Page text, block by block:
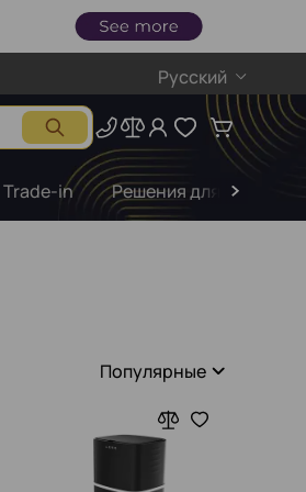
Русский
Trade-in Решения для бизнеса
Популярные